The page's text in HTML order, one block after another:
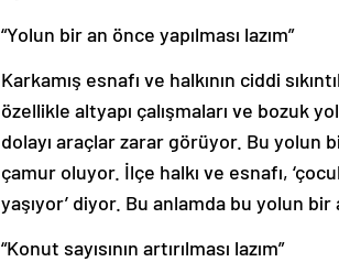
“Yolun bir an önce yapılması lazım”
Karkamış esnafı ve halkının ciddi
özellikle altyapı çalışmaları ve bozuk
dolayı araçlar zarar görüyor. Bu yolun
çamur oluyor. İlçe halkı ve esnafı,
yaşıyor’ diyor. Bu anlamda bu yolun bir
“Konut sayısının artırılması lazım”